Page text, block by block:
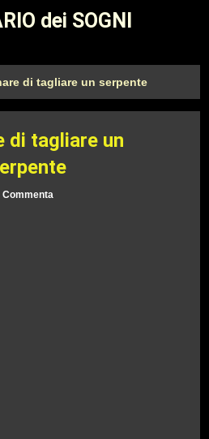
principale
dei SOGNI
di tagliare un serpente
di tagliare un
Commenta